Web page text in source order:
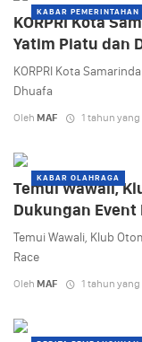
KABAR PEMERINTAHAN
KORPRI Kota
Yatim Piatu dan
KORPRI Kota
Dhuafa
Oleh MAF 1 tahun yang
KABAR OLAHRAGA
Temui Wawali,
Dukungan Event
Temui Wawali, Klub
Race
Oleh MAF 1 tahun yang